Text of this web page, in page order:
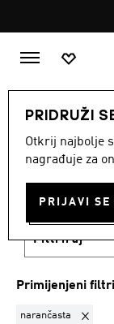
PRIDRUŽI
Otkrij najbolje
nagrađuje za
SPORTOVI
Filtriraj
Primijenjeni filtri
narančasta Ukloni